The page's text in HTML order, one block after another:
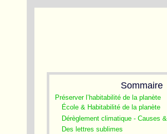
Sommaire
Préserver l’habitabilité de la planète
École & Habitabilité de la planète
Dérèglement climatique - Causes
Des lettres sublimes